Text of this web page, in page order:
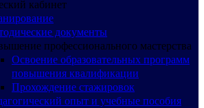
кабинет
документы
профессионального мастерства
Освоение образовательных программ
повышения квалификации
Прохождение стажировок
опыт и учебные пособия